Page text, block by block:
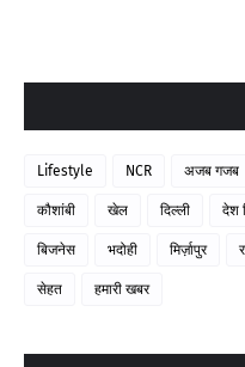
Lifestyle NCR अजब गजब
कौशांबी खेल दिल्ली देश
बिजनेस भदोही मिर्ज़ापुर
सेहत हमारी खबर